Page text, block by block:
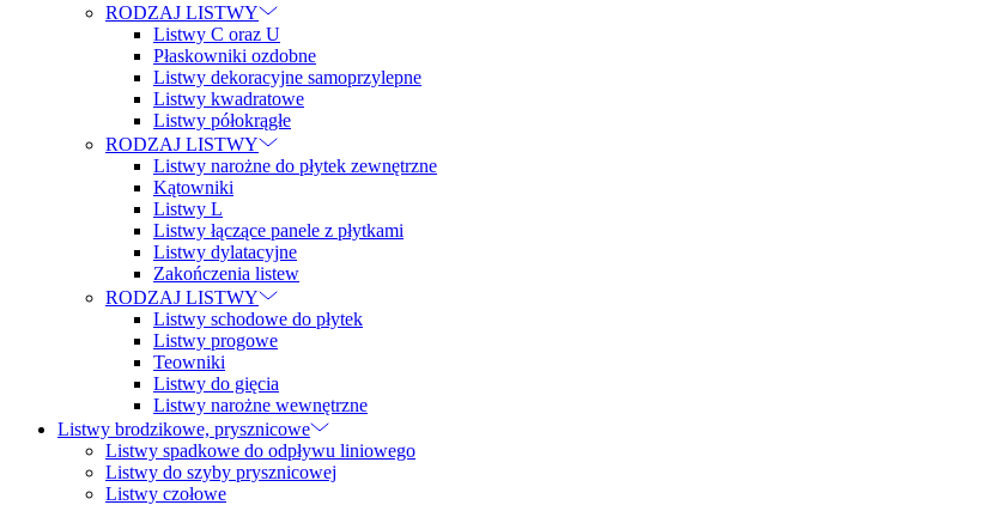
RODZAJ LISTWY
Listwy C oraz U
Płaskowniki ozdobne
Listwy dekoracyjne samoprzylepne
Listwy kwadratowe
Listwy półokrągłe
RODZAJ LISTWY
Listwy narożne do płytek zewnętrzne
Kątowniki
Listwy L
Listwy łączące panele z płytkami
Listwy dylatacyjne
Zakończenia listew
RODZAJ LISTWY
Listwy schodowe do płytek
Listwy progowe
Teowniki
Listwy do gięcia
Listwy narożne wewnętrzne
Listwy brodzikowe, prysznicowe
Listwy spadkowe do odpływu liniowego
Listwy do szyby prysznicowej
Listwy czołowe